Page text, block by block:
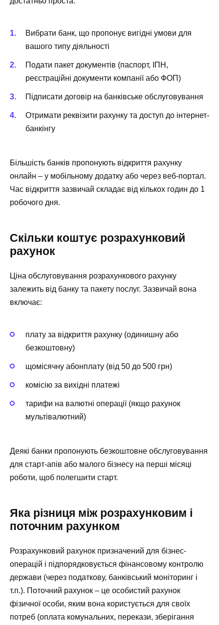
Вибрати банк, що пропонує вигідні умови для
вашого типу діяльності
Подати пакет документів (паспорт, ІПН,
реєстраційні документи компанії або ФОП)
Підписати договір на банківське обслуговування
Отримати реквізити рахунку та доступ до інтернет-
банкінгу
Більшість банків пропонують відкриття рахунку
онлайн – у мобільному додатку або через веб-портал.
Час відкриття зазвичай складає від кількох годин до 1
робочого дня.
Скільки коштує розрахунковий
рахунок
Ціна обслуговування розрахункового рахунку
залежить від банку та пакету послуг. Зазвичай вона
включає:
плату за відкриття рахунку (одинишну або
безкоштовну)
щомісячну абонплату (від 50 до 500 грн)
комісію за вихідні платежі
тарифи на валютні операції (якщо рахунок
мультівалютний)
Деякі банки пропонують безкоштовне обслуговування
для старт-апів або малого бізнесу на перші місяці
роботи, щоб полегшити старт.
Яка різниця між розрахунковим і
поточним рахунком
Розрахунковий рахунок призначений для бізнес-
операцій і підпорядковується фінансовому контролю
держави (через податкову, банківський моніторинг і
т.п.). Поточний рахунок – це особистий рахунок
фізичної особи, яким вона користується для своїх
потреб (оплата комунальних, перекази, зберігання